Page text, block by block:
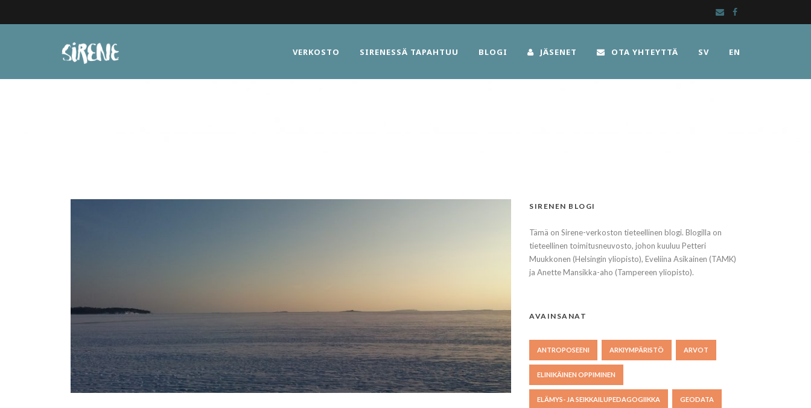
VERKOSTO SIRENESSÄ TAPAHTUU BLOGI JÄSENET OTA YHTEYTTÄ SV EN
SIRENEN BLOGI
Tämä on Sirene-verkoston tieteellinen blogi. Blogilla on
tieteellinen toimitusneuvosto, johon kuuluu Petteri
Muukkonen (Helsingin yliopisto), Eveliina Asikainen (TAMK)
ja Anette Mansikka-aho (Tampereen yliopisto).
AVAINSANAT
ANTROPOSEENI ARKIYMPÄRISTÖ ARVOT
ELINIKÄINEN OPPIMINEN
ELÄMYS- JA SEIKKAILUPEDAGOGIIKKA GEODATA